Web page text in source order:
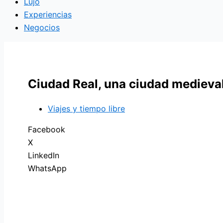
Experiencias
Negocios
Ciudad Real, una ciudad
Viajes y tiempo libre
Facebook
X
LinkedIn
WhatsApp